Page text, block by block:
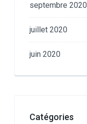
septembre 2020
juillet 2020
juin 2020
Catégories